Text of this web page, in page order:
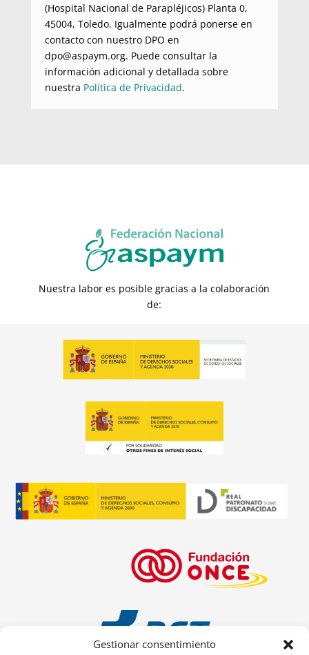
Gestionar consentimiento
(Hospital Nacional de Parapléjicos) Planta 0,
45004, Toledo. Igualmente podrá ponerse en
contacto con nuestro DPO en
dpo@aspaym.org. Puede consultar la
información adicional y detallada sobre
nuestra Política de Privacidad.
Nuestra labor es posible gracias a la colaboración
de: